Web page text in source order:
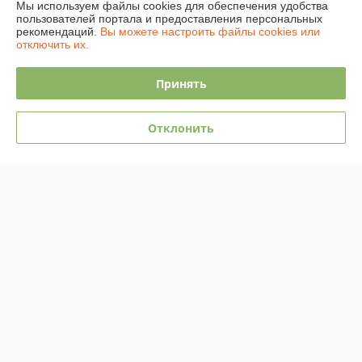
Полная версия сайта
Политика обработки cookies
Сайт создан на платформе Deal.by
Мы используем файлы cookies для обеспечения удобства
пользователей портала и предоставления персональных
рекомендаций. Вы можете настроить файлы cookies или
отключить их.
Принять
Отклонить